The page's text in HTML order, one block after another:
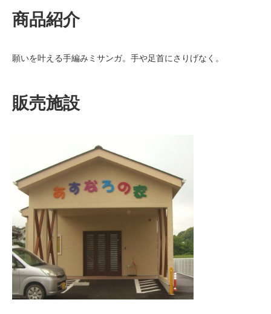
商品紹介
願いを叶える手編みミサンガ。手や足首にさりげなく。
販売施設